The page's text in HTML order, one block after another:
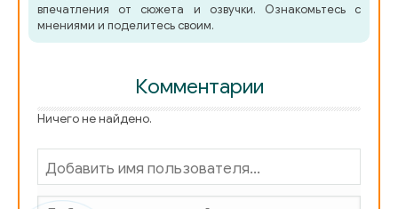
впечатления от сюжета и озвучки. Ознакомьтесь с
мнениями и поделитесь своим.
Комментарии
Ничего не найдено.